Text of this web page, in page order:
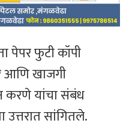
पेपर फुटी कॉपी
आणि खाजगी
करणे यांचा संबंध
उत्तरात सांगितले.